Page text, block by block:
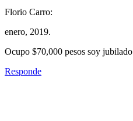
Florio Carro:
enero, 2019.
Ocupo $70,000 pesos soy jubilado
Responde